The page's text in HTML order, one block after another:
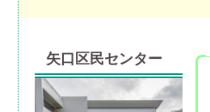
矢口区民センター